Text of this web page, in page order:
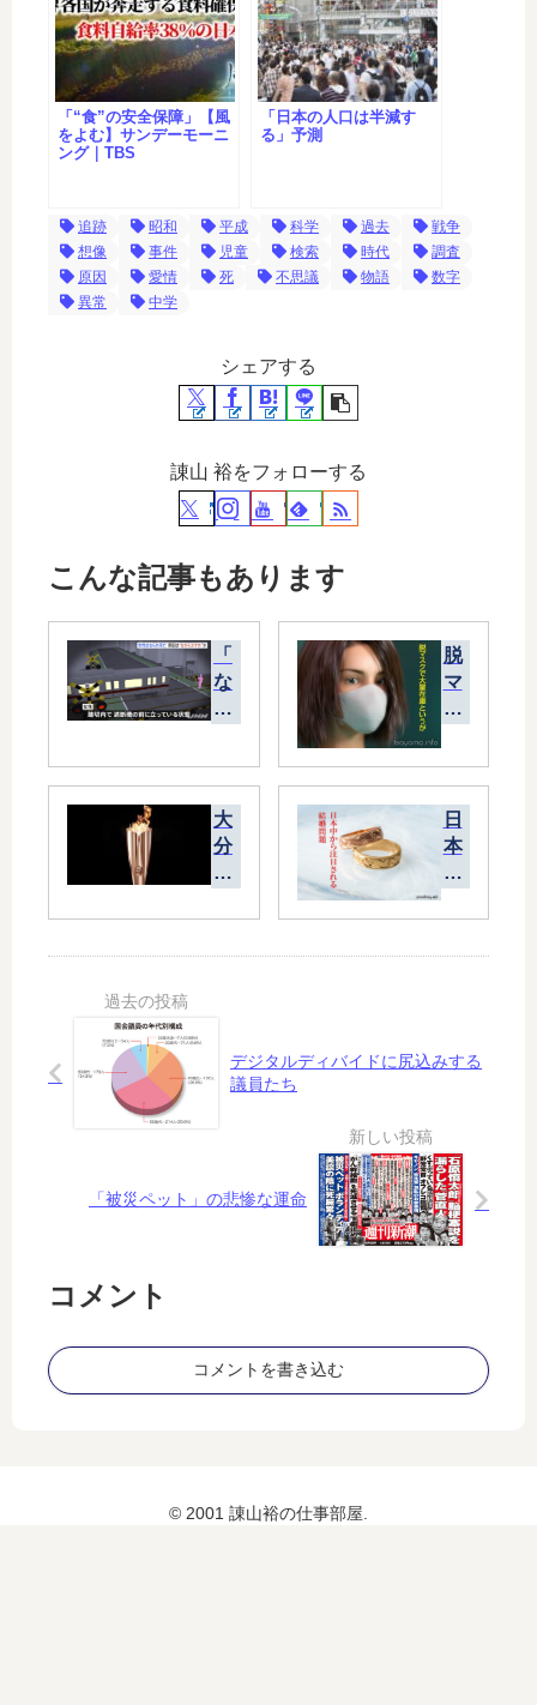
「“食”の安全保障」【風
をよむ】サンデーモーニ
ング｜TBS
「日本の人口は半減す
る」予測
追跡 昭和 平成 科学 過去
戦争
想像
事件 児童 検索 時代
調査
原因
愛情 死 不思議 物語
数字
異常
中学
シェアする
諌山 裕をフォローする
こんな記事もあります
「
な
が
マ
ホ
」
死
に
脱
マ
ス
大
量
在
と
い
大
分
県
聖
火
ー
に
乃
と
で
。
日
本
中
ら
注
る
題
デジタルディバイドに尻込みする
議員たち
「被災ペット」の悲惨な運命
コメント
コメントを書き込む
© 2001 諌山裕の仕事部屋.